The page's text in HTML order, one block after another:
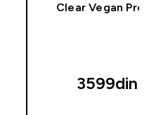
Clear Vegan
3599din‎